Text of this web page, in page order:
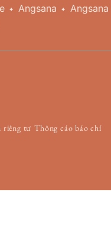
Angsana
riêng tư Thông cáo báo chí